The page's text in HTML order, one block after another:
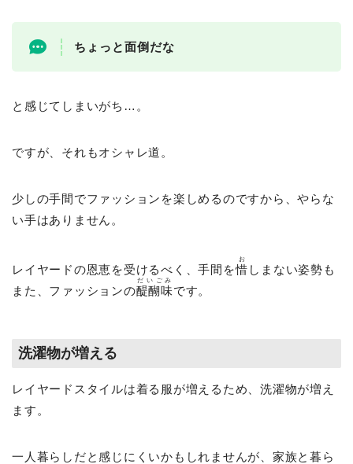
ちょっと面倒だな
と感じてしまいがち…。
ですが、それもオシャレ道。
少しの手間でファッションを楽しめるのですから、やらな
い手はありません。
レイヤードの恩恵を受けるべく、手間を惜
お
しまない姿勢も
また、ファッションの醍醐味
だいごみ
です。
洗濯物が増える
レイヤードスタイルは着る服が増えるため、洗濯物が増え
ます。
一人暮らしだと感じにくいかもしれませんが、家族と暮ら